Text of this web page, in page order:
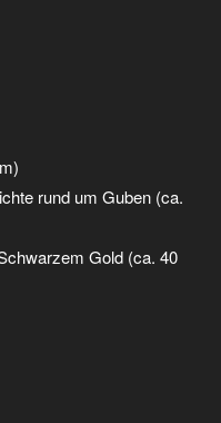
rund um Guben (ca.
Gold (ca. 40